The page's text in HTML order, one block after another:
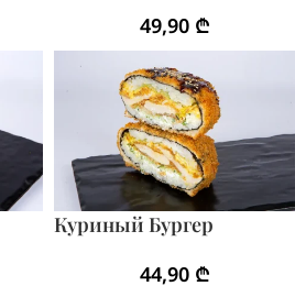
49,90 ₾
Куриный Бургер
44,90 ₾